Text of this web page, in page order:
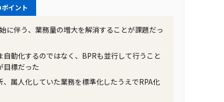
イント
に伴う、業務量の増大を解消することが課題だっ
自動化するのではなく、BPRも並行して行うこと
目標だった
、属人化していた業務を標準化したうえでRPA化